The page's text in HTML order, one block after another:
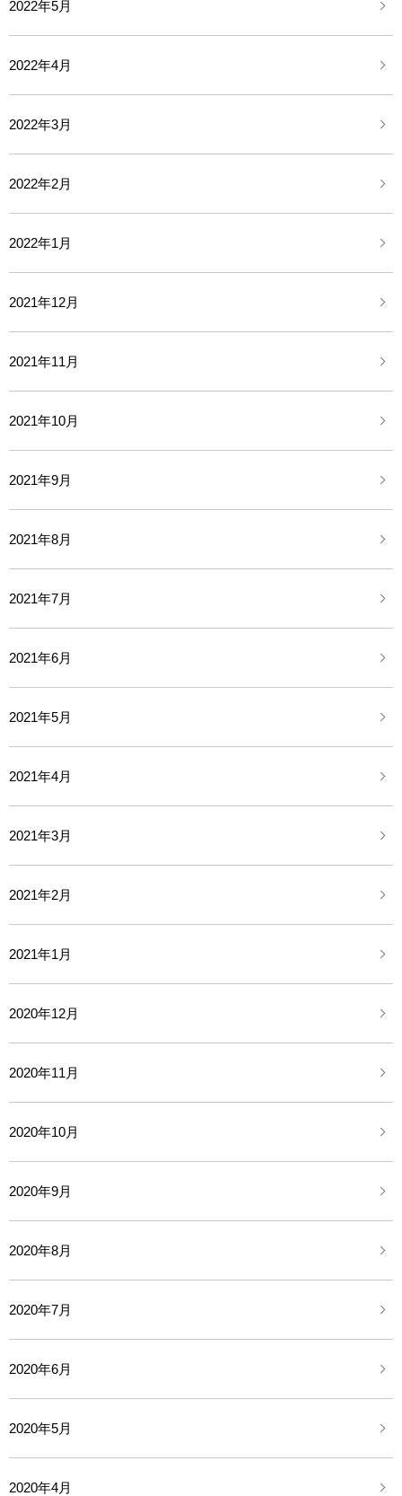
2022年5月
2022年4月
2022年3月
2022年2月
2022年1月
2021年12月
2021年11月
2021年10月
2021年9月
2021年8月
2021年7月
2021年6月
2021年5月
2021年4月
2021年3月
2021年2月
2021年1月
2020年12月
2020年11月
2020年10月
2020年9月
2020年8月
2020年7月
2020年6月
2020年5月
2020年4月